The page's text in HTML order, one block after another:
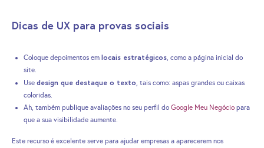
Dicas de UX para provas sociais
Coloque depoimentos em locais estratégicos, como a página inicial do
site.
Use design que destaque o texto, tais como: aspas grandes ou caixas
coloridas.
Ah, também publique avaliações no seu perfil do Google Meu Negócio para
que a sua visibilidade aumente.
Este recurso é excelente serve para ajudar empresas a aparecerem nos